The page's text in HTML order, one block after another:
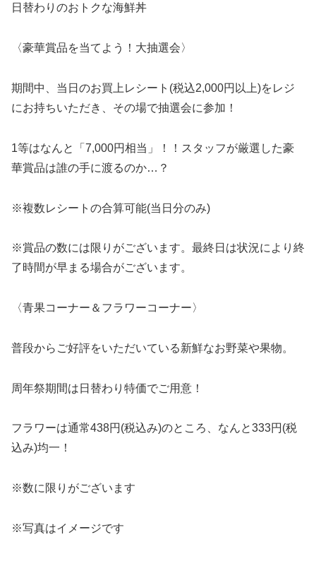
日替わりのおトクな海鮮丼
〈豪華賞品を当てよう！大抽選会〉
期間中、当日のお買上レシート(税込2,000円以上)をレジ
にお持ちいただき、その場で抽選会に参加！
1等はなんと「7,000円相当」！！スタッフが厳選した豪
華賞品は誰の手に渡るのか…？
※複数レシートの合算可能(当日分のみ)
※賞品の数には限りがございます。最終日は状況により終
了時間が早まる場合がございます。
〈青果コーナー＆フラワーコーナー〉
普段からご好評をいただいている新鮮なお野菜や果物。
周年祭期間は日替わり特価でご用意！
フラワーは通常438円(税込み)のところ、なんと333円(税
込み)均一！
※数に限りがございます
※写真はイメージです